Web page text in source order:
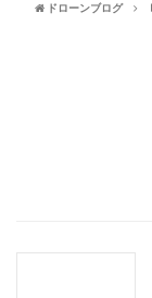
ドローンブログ